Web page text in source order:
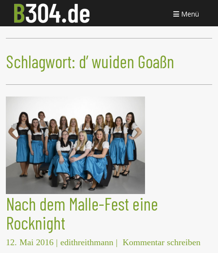
Menü
Schlagwort: d’ wuiden Goaßn
Nach dem Malle-Fest eine
Rocknight
12. Mai 2016 | edithreithmann | Kommentar schreiben